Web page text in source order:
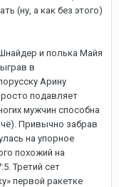
(ну, а как без этого)
и полька Майя
в
Арину
подавляет
мужчин способна
чё). Привычно забрав
на упорное
похожий на
Третий сет
первой ракетке